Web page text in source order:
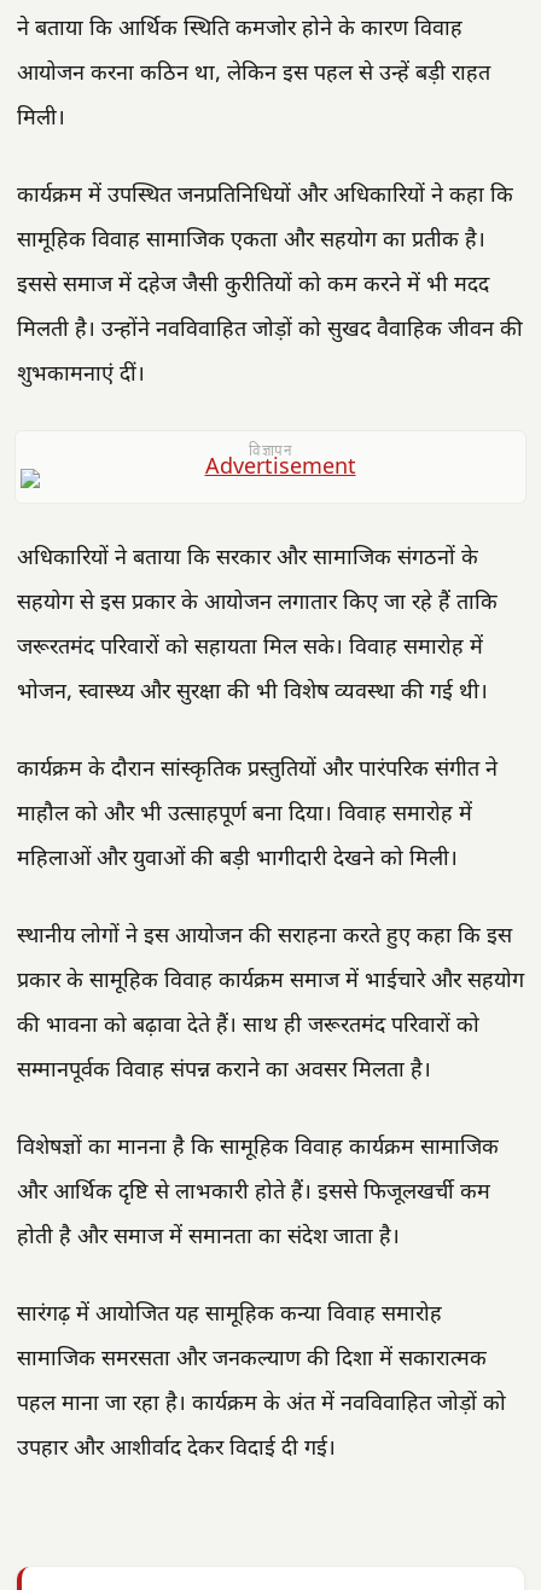
ने बताया कि आर्थिक स्थिति कमजोर होने के कारण विवाह
आयोजन करना कठिन था, लेकिन इस पहल से उन्हें बड़ी राहत
मिली।
कार्यक्रम में उपस्थित जनप्रतिनिधियों और अधिकारियों ने कहा कि
सामूहिक विवाह सामाजिक एकता और सहयोग का प्रतीक है।
इससे समाज में दहेज जैसी कुरीतियों को कम करने में भी मदद
मिलती है। उन्होंने नवविवाहित जोड़ों को सुखद वैवाहिक जीवन की
शुभकामनाएं दीं।
विज्ञापन
अधिकारियों ने बताया कि सरकार और सामाजिक संगठनों के
सहयोग से इस प्रकार के आयोजन लगातार किए जा रहे हैं ताकि
जरूरतमंद परिवारों को सहायता मिल सके। विवाह समारोह में
भोजन, स्वास्थ्य और सुरक्षा की भी विशेष व्यवस्था की गई थी।
कार्यक्रम के दौरान सांस्कृतिक प्रस्तुतियों और पारंपरिक संगीत ने
माहौल को और भी उत्साहपूर्ण बना दिया। विवाह समारोह में
महिलाओं और युवाओं की बड़ी भागीदारी देखने को मिली।
स्थानीय लोगों ने इस आयोजन की सराहना करते हुए कहा कि इस
प्रकार के सामूहिक विवाह कार्यक्रम समाज में भाईचारे और सहयोग
की भावना को बढ़ावा देते हैं। साथ ही जरूरतमंद परिवारों को
सम्मानपूर्वक विवाह संपन्न कराने का अवसर मिलता है।
विशेषज्ञों का मानना है कि सामूहिक विवाह कार्यक्रम सामाजिक
और आर्थिक दृष्टि से लाभकारी होते हैं। इससे फिजूलखर्ची कम
होती है और समाज में समानता का संदेश जाता है।
सारंगढ़ में आयोजित यह सामूहिक कन्या विवाह समारोह
सामाजिक समरसता और जनकल्याण की दिशा में सकारात्मक
पहल माना जा रहा है। कार्यक्रम के अंत में नवविवाहित जोड़ों को
उपहार और आशीर्वाद देकर विदाई दी गई।